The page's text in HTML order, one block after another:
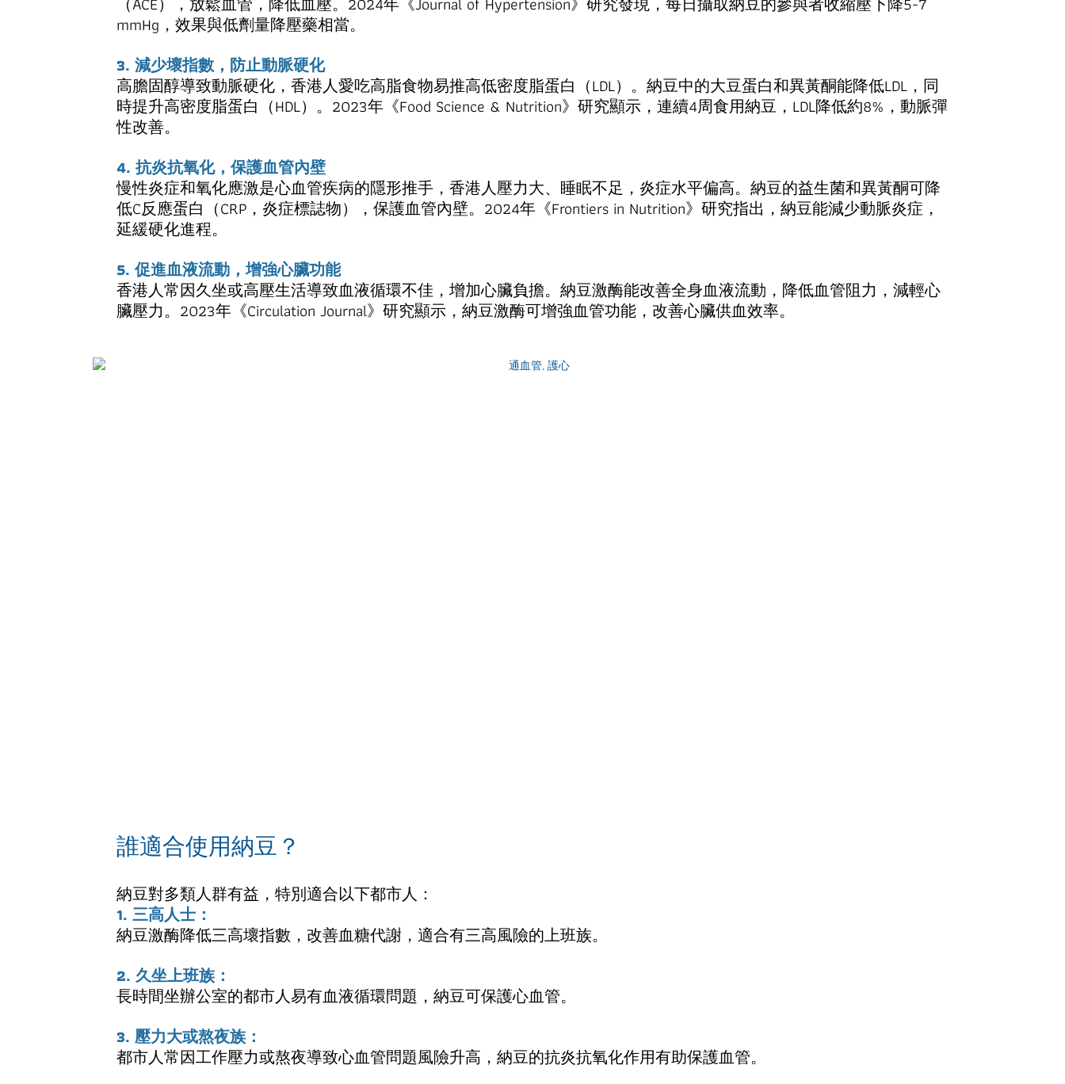
mmHg，效果與低劑量降壓藥相當。
3. 減少壞指數，防止動脈硬化
高膽固醇導致動脈硬化，香港人愛吃高脂食物易推高低密度脂蛋白（LDL）。納豆中的大豆蛋白和異黃酮能降低LDL，同
時提升高密度脂蛋白（HDL）。2023年《Food Science & Nutrition》研究顯示，連續4周食用納豆，LDL降低約8%，動脈彈
性改善。
4. 抗炎抗氧化，保護血管內壁
慢性炎症和氧化應激是心血管疾病的隱形推手，香港人壓力大、睡眠不足，炎症水平偏高。納豆的益生菌和異黃酮可降
低C反應蛋白（CRP，炎症標誌物），保護血管內壁。2024年《Frontiers in Nutrition》研究指出，納豆能減少動脈炎症，
延緩硬化進程。
5. 促進血液流動，增強心臟功能
香港人常因久坐或高壓生活導致血液循環不佳，增加心臟負擔。納豆激酶能改善全身血液流動，降低血管阻力，減輕心
臟壓力。2023年《Circulation Journal》研究顯示，納豆激酶可增強血管功能，改善心臟供血效率。
誰適合使用納豆？
納豆對多類人群有益，特別適合以下都市人：
1. 三高人士：
納豆激酶降低三高壞指數，改善血糖代謝，適合有三高風險的上班族。
2. 久坐上班族：
長時間坐辦公室的都市人易有血液循環問題，納豆可保護心血管。
3. 壓力大或熬夜族：
都市人常因工作壓力或熬夜導致心血管問題風險升高，納豆的抗炎抗氧化作用有助保護血管。